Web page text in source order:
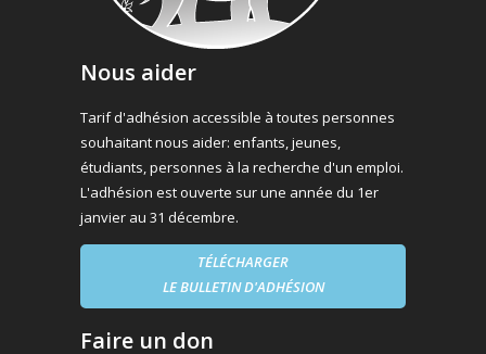
Nous aider
Tarif d'adhésion accessible à toutes personnes
souhaitant nous aider: enfants, jeunes,
étudiants, personnes à la recherche d'un emploi.
L'adhésion est ouverte sur une année du 1er
janvier au 31 décembre.
TÉLÉCHARGER
LE BULLETIN D'ADHÉSION
Faire un don